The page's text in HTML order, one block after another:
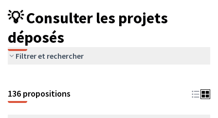
💡 Consulter les projets
déposés
Filtrer et rechercher
136 propositions